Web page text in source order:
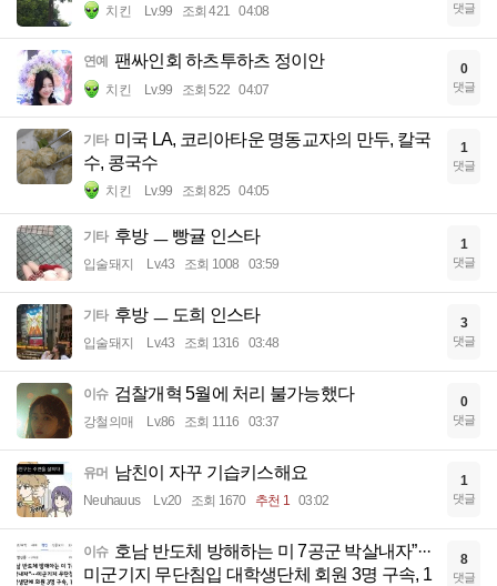
치킨 Lv.99 조회 421 04:08 댓글
연예 팬싸인회 하츠투하츠 정이안
치킨 Lv.99 조회 522 04:07
0
댓글
기타 미국 LA, 코리아타운 명동교자의 만두, 칼국
수, 콩국수
치킨 Lv.99 조회 825 04:05
1
댓글
기타 후방 ㅡ 빵귤 인스타
입술돼지 Lv.43 조회 1008 03:59
1
댓글
기타 후방 ㅡ 도희 인스타
입술돼지 Lv.43 조회 1316 03:48
3
댓글
이슈 검찰개혁 5월에 처리 불가능했다
강철의매 Lv.86 조회 1116 03:37
0
댓글
유머 남친이 자꾸 기습키스해요
Neuhauus Lv.20 조회 1670 추천 1 03:02
1
댓글
이슈 호남 반도체 방해하는 미 7공군 박살내자”···
미군기지 무단침입 대학생단체 회원 3명 구속, 1
8
댓글